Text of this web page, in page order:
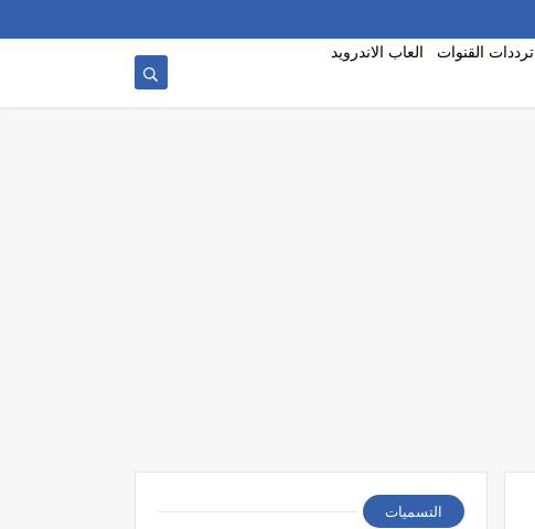
ترددات القنوات العاب الاندرويد
التسميات